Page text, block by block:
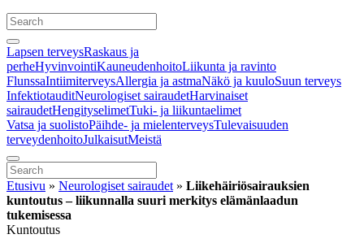
Lapsen terveysRaskaus ja
perheHyvinvointiKauneudenhoitoLiikunta ja ravinto
FlunssaIntiimiterveysAllergia ja astmaNäkö ja kuuloSuun terveys
InfektiotauditNeurologiset sairaudetHarvinaiset
sairaudetHengityselimetTuki- ja liikuntaelimet
Vatsa ja suolistoPäihde- ja mielenterveysTulevaisuuden
terveydenhoitoJulkaisutMeistä
Etusivu » Neurologiset sairaudet » Liikehäiriösairauksien
kuntoutus – liikunnalla suuri merkitys elämänlaadun
tukemisessa
Kuntoutus